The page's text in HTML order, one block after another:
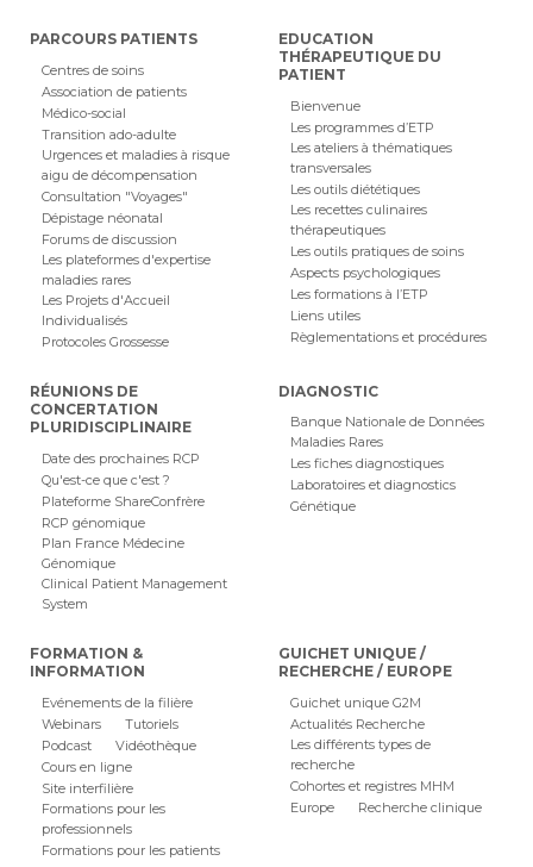
PARCOURS PATIENTS
Centres de soins
Association de patients
Médico-social
Transition ado-adulte
Urgences et maladies à risque
aigu de décompensation
Consultation "Voyages"
Dépistage néonatal
Forums de discussion
Les plateformes d'expertise
maladies rares
Les Projets d'Accueil
Individualisés
Protocoles Grossesse
EDUCATION
THÉRAPEUTIQUE DU
PATIENT
Bienvenue
Les programmes d’ETP
Les ateliers à thématiques
transversales
Les outils diététiques
Les recettes culinaires
thérapeutiques
Les outils pratiques de soins
Aspects psychologiques
Les formations à l’ETP
Liens utiles
Règlementations et procédures
RÉUNIONS DE
CONCERTATION
PLURIDISCIPLINAIRE
Date des prochaines RCP
Qu'est-ce que c'est ?
Plateforme ShareConfrère
RCP génomique
Plan France Médecine
Génomique
Clinical Patient Management
System
DIAGNOSTIC
Banque Nationale de Données
Maladies Rares
Les fiches diagnostiques
Laboratoires et diagnostics
Génétique
FORMATION &
INFORMATION
Evénements de la filière
Webinars
Tutoriels
Podcast
Vidéothèque
Cours en ligne
Site interfilière
Formations pour les
professionnels
Formations pour les patients
GUICHET UNIQUE /
RECHERCHE / EUROPE
Guichet unique G2M
Actualités Recherche
Les différents types de
recherche
Cohortes et registres MHM
Europe
Recherche clinique